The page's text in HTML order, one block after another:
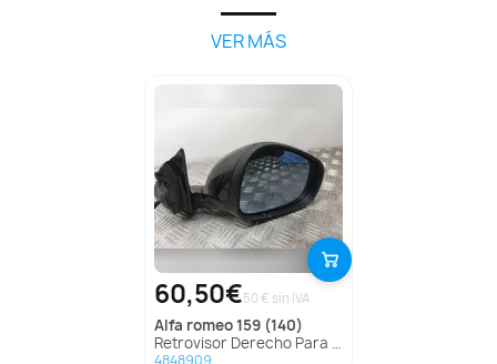
VER MÁS
60,50€50 € sin IVA
alfa romeo159 (140)
Retrovisor Derecho Para Alfa Romeo 159